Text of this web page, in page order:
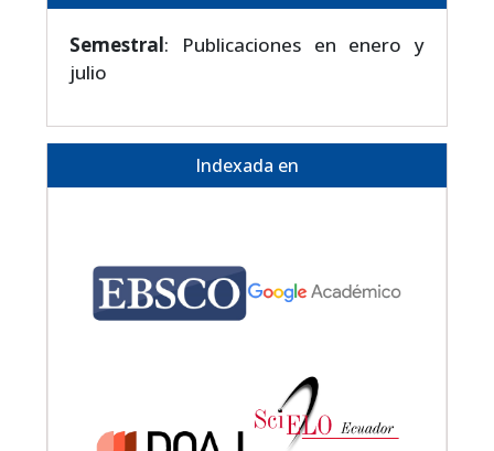
Semestral: Publicaciones en enero y
julio
Indexada en